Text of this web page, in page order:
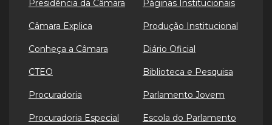
Presidência da Câmara
Câmara Explica
Conheça a Câmara
CTEO
Procuradoria
Procuradoria Especial
Páginas Institucionais
Produção Institucional
Diário Oficial
Biblioteca e Pesquisa
Parlamento Jovem
Escola do Parlamento